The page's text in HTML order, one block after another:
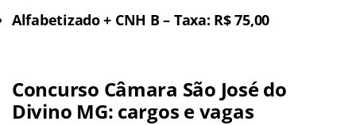
Alfabetizado + CNH B – Taxa: R$ 75,00
Concurso Câmara São José do
Divino MG: cargos e vagas